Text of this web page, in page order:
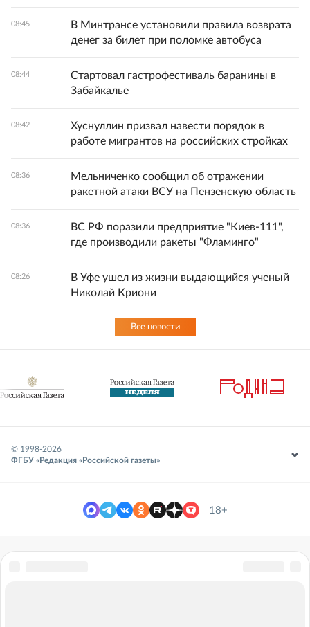
08:45
В Минтрансе установили правила возврата
денег за билет при поломке автобуса
08:44
Стартовал гастрофестиваль баранины в
Забайкалье
08:42
Хуснуллин призвал навести порядок в
работе мигрантов на российских стройках
08:36
Мельниченко сообщил об отражении
ракетной атаки ВСУ на Пензенскую область
08:36
ВС РФ поразили предприятие "Киев-111",
где производили ракеты "Фламинго"
08:26
В Уфе ушел из жизни выдающийся ученый
Николай Криони
Все новости
© 1998-2026
ФГБУ «Редакция «Российской газеты»
18+